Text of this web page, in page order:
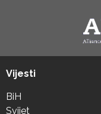
Vijesti
BiH
Svijet